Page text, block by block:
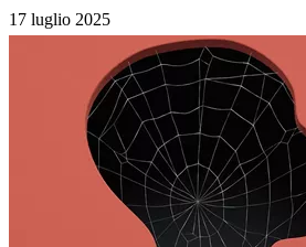
17 luglio 2025